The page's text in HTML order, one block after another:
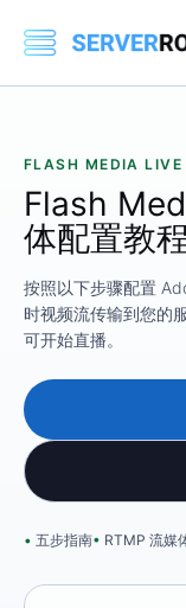
FLASH MEDIA LIVE
Flash
体配置教程
按照以下步骤配置
时视频流传输到您的
可开始直播。
五步指南 RTMP 流媒